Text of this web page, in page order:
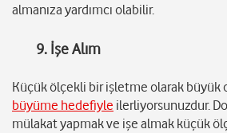
almanıza yardımcı olabilir.
9. İşe Alım
Küçük ölçekli bir işletme olarak büyük
büyüme hedefiyle ilerliyorsunuzdur.
mülakat yapmak ve işe almak küçük